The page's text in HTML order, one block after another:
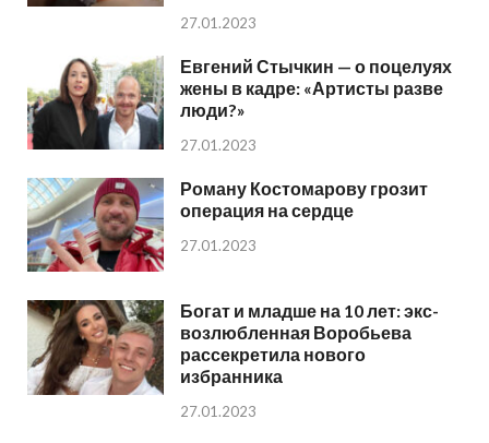
27.01.2023
Евгений Стычкин — о поцелуях
жены в кадре: «Артисты разве
люди?»
27.01.2023
Роману Костомарову грозит
операция на сердце
27.01.2023
Богат и младше на 10 лет: экс-
возлюбленная Воробьева
рассекретила нового
избранника
27.01.2023